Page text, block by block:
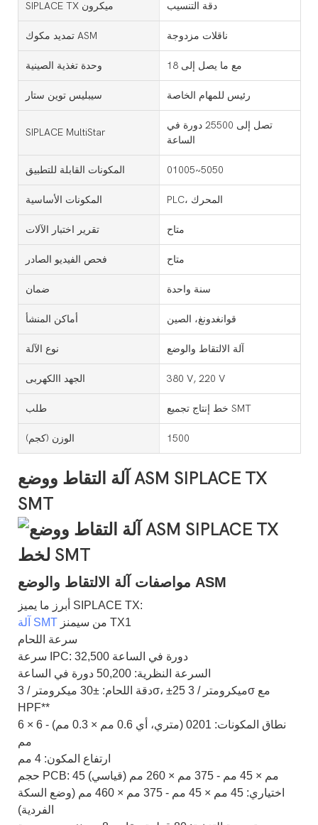
SIPLACE TX ميكرون دقة التنسيب
تمديد مكوك ASM ناقلات مزدوجة
وحدة تغذية الصينية مع ما يصل إلى 18
سيبليس توين ستار رئيس للمهام الخاصة
SIPLACE MultiStar
تصل إلى 25500 دورة في
الساعة
المكونات القابلة للتطبيق 01005~5050
المكونات الأساسية PLC، المحرك
تقرير اختبار الآلات متاح
فحص الفيديو الصادر متاح
ضمان سنة واحدة
أماكن المنشأ قوانغدونغ، الصين
نوع الآلة آلة الالتقاط والوضع
الجهد االكهربى 380 V, 220 V
طلب خط إنتاج تجميع SMT
الوزن (كجم) 1500
آلة التقاط ووضع ASM SIPLACE TX
SMT
مواصفات آلة الالتقاط والوضع ASM
أبرز ما يميز SIPLACE TX:
آلة SMT
من سيمنز TX1
سرعة اللحام
سرعة IPC: 32,500 دورة في الساعة
السرعة النظرية: 50,200 دورة في الساعة
دقة اللحام: ±30 ميكرومتر / 3σ، ±25 ميكرومتر / 3σ مع
HPF**
نطاق المكونات: 0201 (متري، أي 0.6 مم × 0.3 مم) - 6 × 6
مم
ارتفاع المكون: 4 مم
حجم PCB: 45 مم × 45 مم - 375 مم × 260 مم (قياسي)
اختياري: 45 مم × 45 مم - 375 مم × 460 مم (وضع السكة
الفردية)